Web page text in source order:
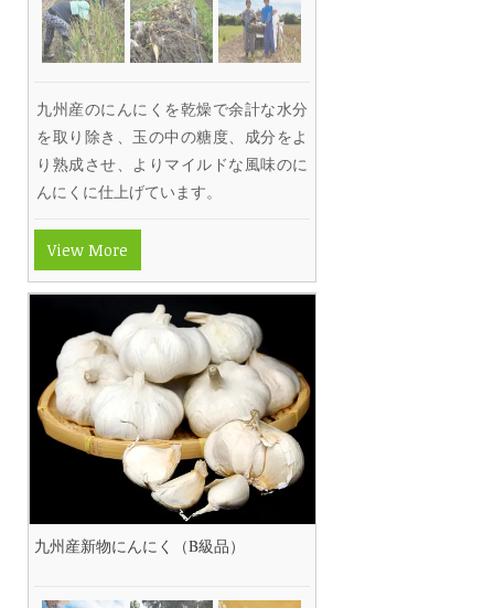
九州産のにんにくを乾燥で余計な水分
を取り除き、玉の中の糖度、成分をよ
り熟成させ、よりマイルドな風味のに
んにくに仕上げています。
View More
九州産新物にんにく（B級品）